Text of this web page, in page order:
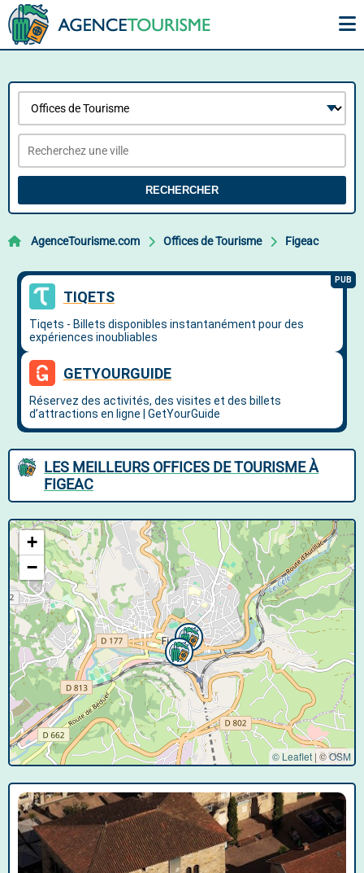
RECHERCHER
AgenceTourisme.com Offices de Tourisme Figeac
LES MEILLEURS OFFICES DE TOURISME À
FIGEAC
+
−
© Leaflet | ©OSM